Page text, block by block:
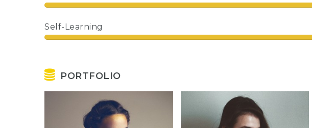
Self-Learning
PORTFOLIO